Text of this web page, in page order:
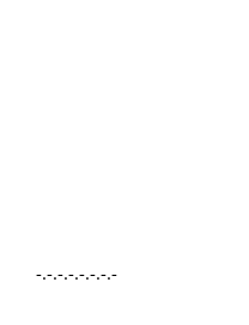
-.-.-.-.-.-.-.-